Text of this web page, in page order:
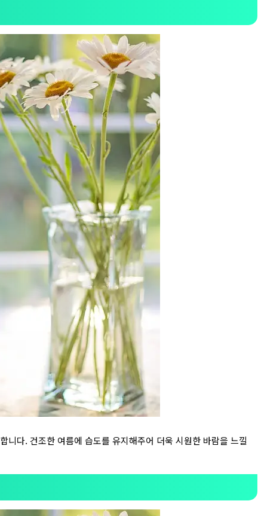
니다. 건조한 여름에 습도를 유지해주어 더욱 시원한 바람을 느낄